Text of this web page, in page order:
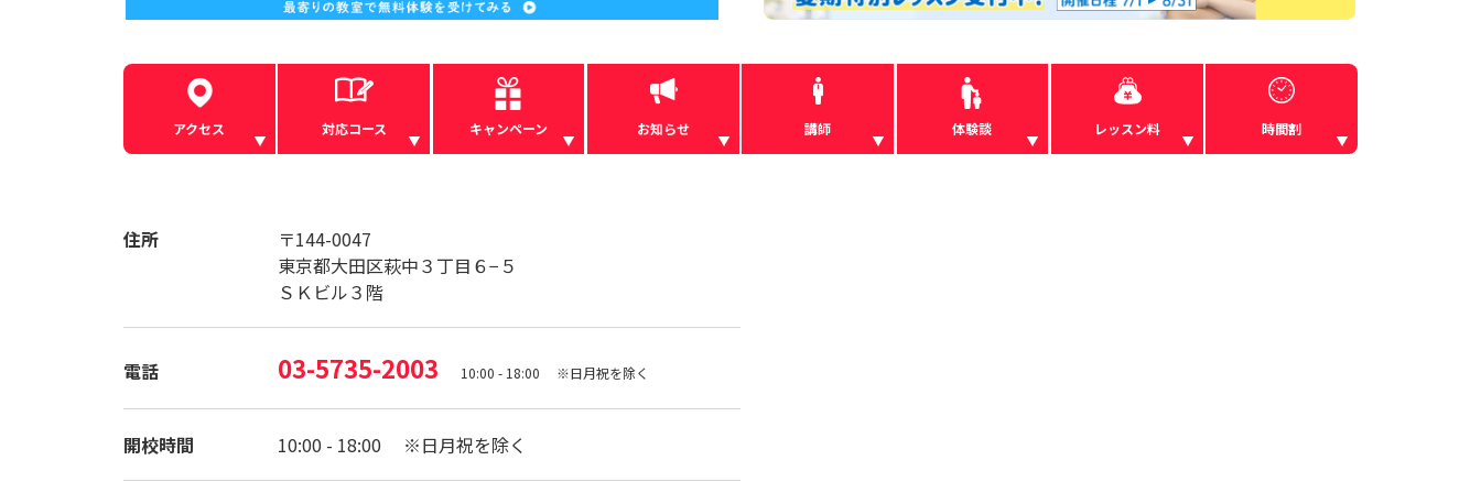
アクセス 対応コース キャンペーン お知らせ 講師 体験談 レッスン料 時間割
住所
〒144-0047
東京都大田区萩中３丁目６−５
ＳＫビル３階
電話 03-5735-2003 10:00 - 18:00 ※日月祝を除く
開校時間 10:00 - 18:00 ※日月祝を除く